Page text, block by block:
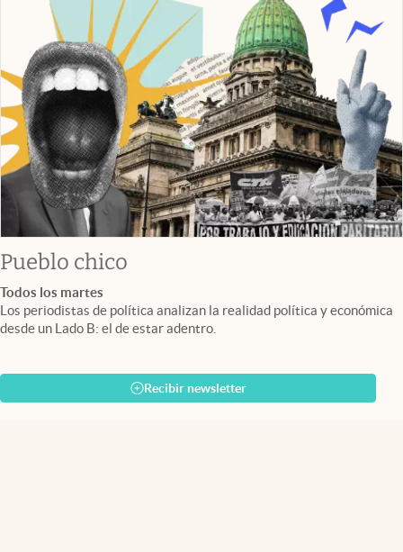
Pueblo chico
Todos los martes
Los periodistas de política analizan la realidad política y económica
desde un Lado B: el de estar adentro.
Recibir newsletter